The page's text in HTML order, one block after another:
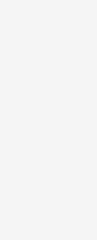
한 후 검수 사진을 제공합
자, 사이즈 불일치, 고객 변
용하실 수 있습니다. 적립
택하시고, 사이즈 선택이
우러진 디올 스트라이프
을 DUELLO에서